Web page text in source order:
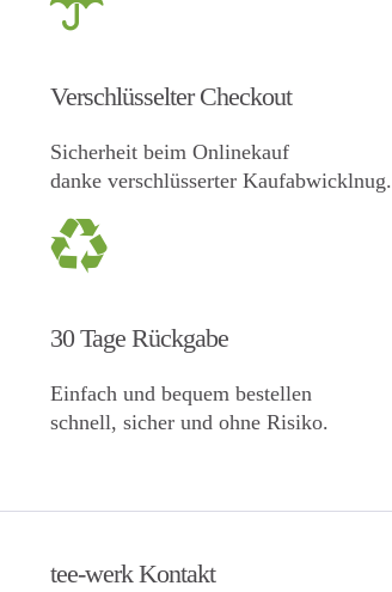
Verschlüsselter Checkout
Sicherheit beim Onlinekauf
danke verschlüsserter Kaufabwicklnug.
30 Tage Rückgabe
Einfach und bequem bestellen
schnell, sicher und ohne Risiko.
tee-werk Kontakt